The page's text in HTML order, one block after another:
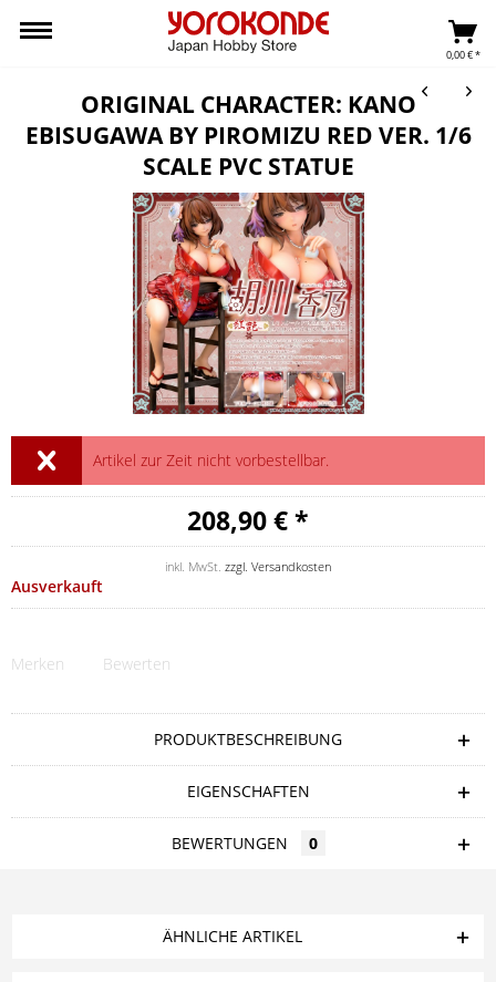
0,00 € *
ORIGINAL CHARACTER: KANO
EBISUGAWA BY PIROMIZU RED VER. 1/6
SCALE PVC STATUE
Artikel zur Zeit nicht vorbestellbar.
208,90 € *
inkl. MwSt. zzgl. Versandkosten
Ausverkauft
Merken Bewerten
PRODUKTBESCHREIBUNG
EIGENSCHAFTEN
BEWERTUNGEN 0
ÄHNLICHE ARTIKEL